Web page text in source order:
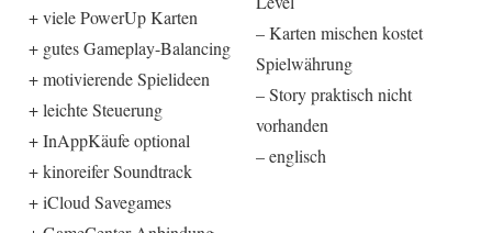
+ viele PowerUp Karten
+ gutes Gameplay-Balancing
+ motivierende Spielideen
+ leichte Steuerung
+ InAppKäufe optional
+ kinoreifer Soundtrack
+ iCloud Savegames
– Karten mischen kostet
Spielwährung
– Story praktisch nicht
vorhanden
– englisch